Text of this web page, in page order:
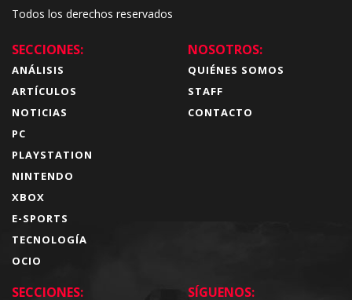
Todos los derechos reservados
SECCIONES:
ANÁLISIS
ARTÍCULOS
NOTICIAS
PC
PLAYSTATION
NINTENDO
XBOX
E-SPORTS
TECNOLOGÍA
OCIO
NOSOTROS:
QUIÉNES SOMOS
STAFF
CONTACTO
SECCIONES: SÍGUENOS: